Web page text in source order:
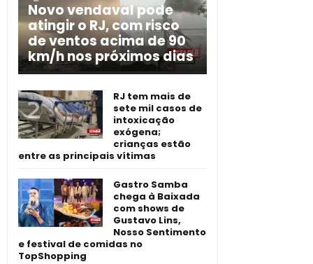
Novo vendaval pode
atingir o RJ, com risco
de ventos acima de 90
km/h nos próximos dias
RJ tem mais de
sete mil casos de
intoxicação
exógena;
crianças estão
entre as principais vítimas
Gastro Samba
chega à Baixada
com shows de
Gustavo Lins,
Nosso Sentimento
e festival de comidas no
TopShopping